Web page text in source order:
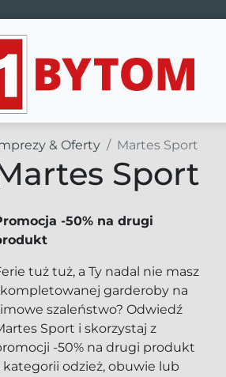
& Oferty Martes Sport
Sport
-50% na drugi
tuż tuż, a Ty nadal nie masz
garderoby na
szaleństwo? Odwiedź
Sport i skorzystaj z
-50% na drugi produkt
kategorii odzież, obuwie lub